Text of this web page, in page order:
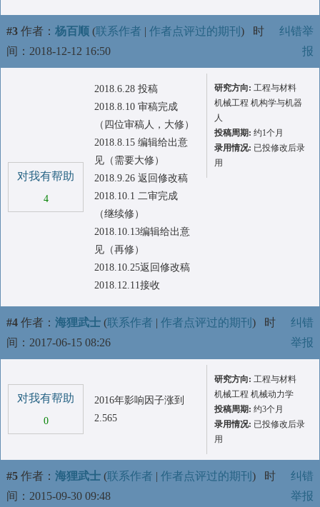
#3 作者： 杨百顺 (联系作者 | 作者点评过的期刊 ) 时
间：2018-12-12 16:50
纠错举
报
对我有帮助
4
2018.6.28 投稿
2018.8.10 审稿完成
（四位审稿人，大修）
2018.8.15 编辑给出意
见（需要大修）
2018.9.26 返回修改稿
2018.10.1 二审完成
（继续修）
2018.10.13编辑给出意
见（再修）
2018.10.25返回修改稿
2018.12.11接收
研究方向: 工程与材料
机械工程 机构学与机器
人
投稿周期: 约1个月
录用情况: 已投修改后录
用
#4 作者： 海狸武士 (联系作者 | 作者点评过的期刊 ) 时
间：2017-06-15 08:26
纠错
举报
对我有帮助
0
2016年影响因子涨到
2.565
研究方向: 工程与材料
机械工程 机械动力学
投稿周期: 约3个月
录用情况: 已投修改后录
用
#5 作者： 海狸武士 (联系作者 | 作者点评过的期刊 ) 时
间：2015-09-30 09:48
纠错
举报